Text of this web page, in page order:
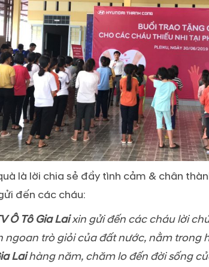
là lời chia sẻ đầy tình cảm & chân
đến các cháu:
Ô Tô Gia Laixin gửi đến các cháu lời
ngoan trò giỏi của đất nước, nằm trong
Laihàng năm, chăm lo đến đời sống